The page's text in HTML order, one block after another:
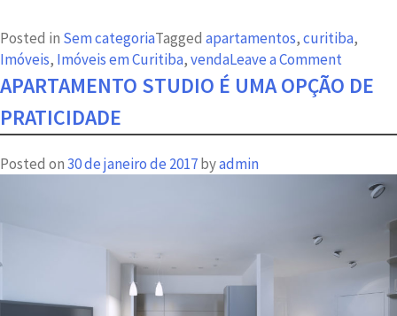
Posted in Sem categoriaTagged apartamentos,curitiba,
Imóveis, Imóveis em Curitiba,vendaLeave a Comment
Imóveis
mais
APARTAMENTO STUDIO É UMA OPÇÃO DE
PRATICIDADE
Posted on30 de janeiro de 2017byadmin